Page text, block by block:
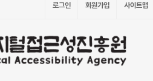
로그인 회원가입 사이트맵